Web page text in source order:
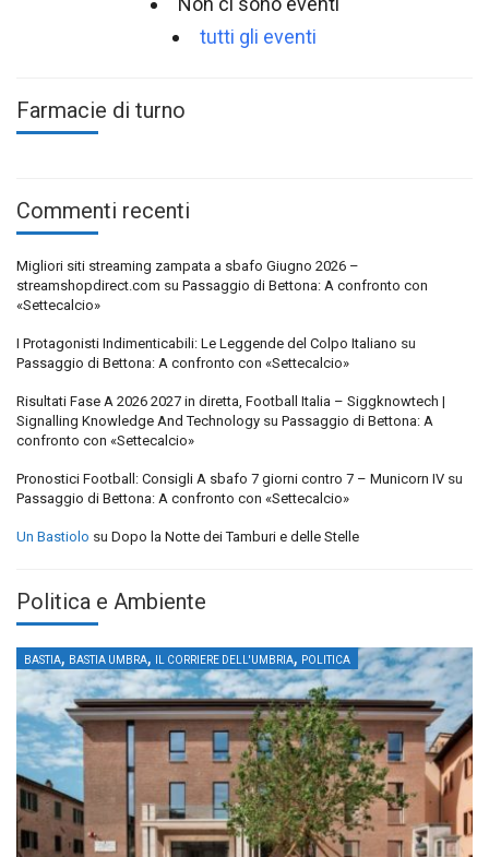
tutti gli eventi
Farmacie di turno
Commenti recenti
Migliori siti streaming zampata a sbafo Giugno 2026 –
streamshopdirect.com su Passaggio di Bettona: A confronto con
«Settecalcio»
I Protagonisti Indimenticabili: Le Leggende del Colpo Italiano su
Passaggio di Bettona: A confronto con «Settecalcio»
Risultati Fase A 2026 2027 in diretta, Football Italia – Siggknowtech |
Signalling Knowledge And Technology su Passaggio di Bettona: A
confronto con «Settecalcio»
Pronostici Football: Consigli A sbafo 7 giorni contro 7 – Municorn IV su
Passaggio di Bettona: A confronto con «Settecalcio»
Un Bastiolo su Dopo la Notte dei Tamburi e delle Stelle
Politica e Ambiente
BASTIA, BASTIA UMBRA, IL CORRIERE DELL'UMBRIA, POLITICA